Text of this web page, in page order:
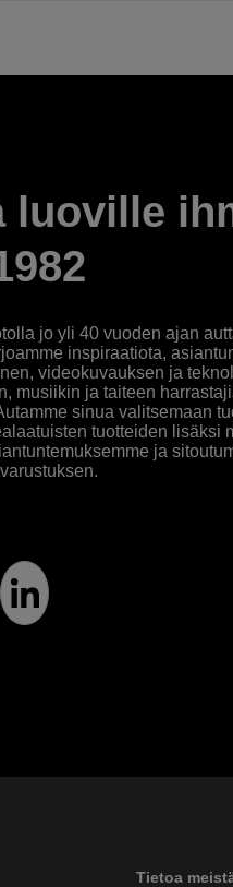
luoville
jo yli 40 vuoden ajan
inspiraatiota,
videokuvauksen ja
musiikin ja taiteen
sinua valitsemaan
tuotteiden lisäksi
ja
Tietoa